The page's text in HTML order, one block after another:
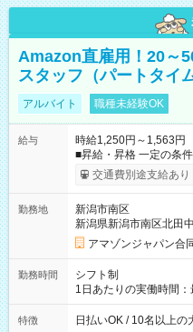
Amazon直雇用！20～
スタッフ（パートタイ
アルバイト 職種未経験OK
給与
時給1,250円～1,563円
■昇給・昇格 一定の条
まで昇給の機会があります。 ■正社員登用制度あり
月25日支払い ※時間
☆Amazon直雇用で安定して働けます
あり 試用期間の長さ：
です。
交通費別途支給あり
勤務地
新潟市南区
新潟県新潟市南区北田
アマゾンジャパン合
勤務時間
シフト制
1日あたりの実働時間
特徴 日払いOK / 10名以上の